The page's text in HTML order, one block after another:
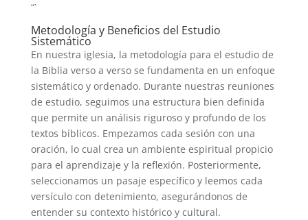
“`
Metodología y Beneficios del Estudio
Sistemático
En nuestra iglesia, la metodología para el estudio de
la Biblia verso a verso se fundamenta en un enfoque
sistemático y ordenado. Durante nuestras reuniones
de estudio, seguimos una estructura bien definida
que permite un análisis riguroso y profundo de los
textos bíblicos. Empezamos cada sesión con una
oración, lo cual crea un ambiente espiritual propicio
para el aprendizaje y la reflexión. Posteriormente,
seleccionamos un pasaje específico y leemos cada
versículo con detenimiento, asegurándonos de
entender su contexto histórico y cultural.